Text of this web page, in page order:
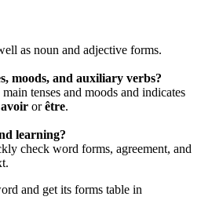
as noun and adjective forms.
moods, and auxiliary verbs?
tenses and moods and indicates
avoir orêtre.
learning?
check word forms, agreement, and
and get its forms table in